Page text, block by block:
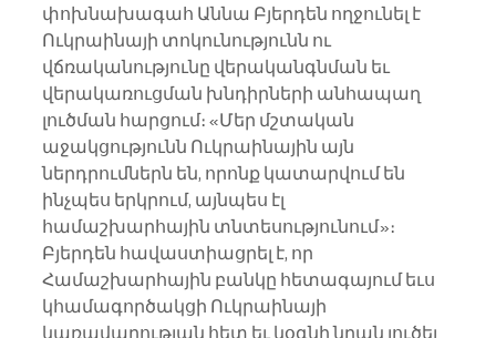
փոխնախագահ Աննա Բյերդեն ողջունել է
Ուկրաինայի տոկունությունն ու
վճռականությունը վերականգնման եւ
վերակառուցման խնդիրների անհապաղ
լուծման հարցում։ «Մեր մշտական
աջակցությունն Ուկրաինային այն
ներդրումներն են, որոնք կատարվում են
ինչպես երկրում, այնպես էլ
համաշխարհային տնտեսությունում»։
Բյերդեն հավաստիացրել է, որ
Համաշխարհային բանկը հետագայում եւս
կհամագործակցի Ուկրաինայի
կառավարության հետ եւ կօգնի նրան լուծել